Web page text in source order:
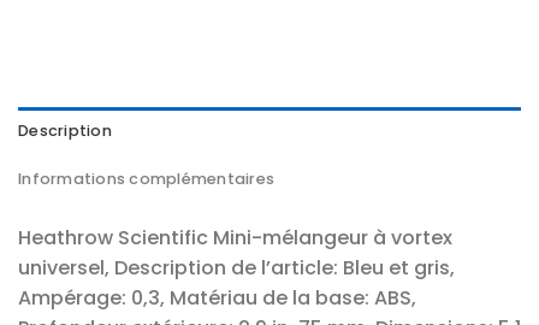
Description
Informations complémentaires
Heathrow Scientific Mini-mélangeur à vortex
universel, Description de l’article: Bleu et gris,
Ampérage: 0,3, Matériau de la base: ABS,